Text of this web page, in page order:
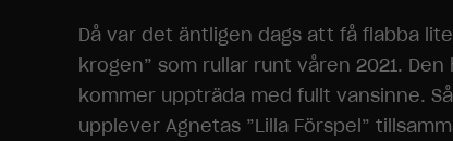
Då var det äntligen dags att få flabba
krogen” som rullar runt våren 2021.
kommer uppträda med fullt vansinne.
upplever Agnetas ”Lilla Förspel”